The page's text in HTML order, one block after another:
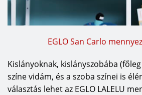
EGLO San Carlo
Kislányoknak, kislányszobába
színe vidám, és a szoba színei is
választás lehet az EGLO LALELU